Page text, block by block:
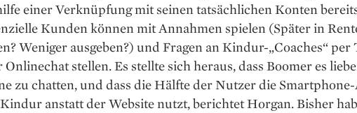
einer Verknüpfung mit seinen tatsächlichen Konten
Kunden können mit ­Annahmen spielen (Später in
­Weniger ausgeben?) und Fragen an Kindur-„Coaches“ per
Onlinechat stellen. Es stellte sich heraus, dass Boomer es
zu chatten, und dass die Hälfte der Nutzer die
anstatt der Website nutzt, berichtet Horgan. Bisher